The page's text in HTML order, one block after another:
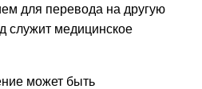
для перевода на другую
служит медицинское
может быть